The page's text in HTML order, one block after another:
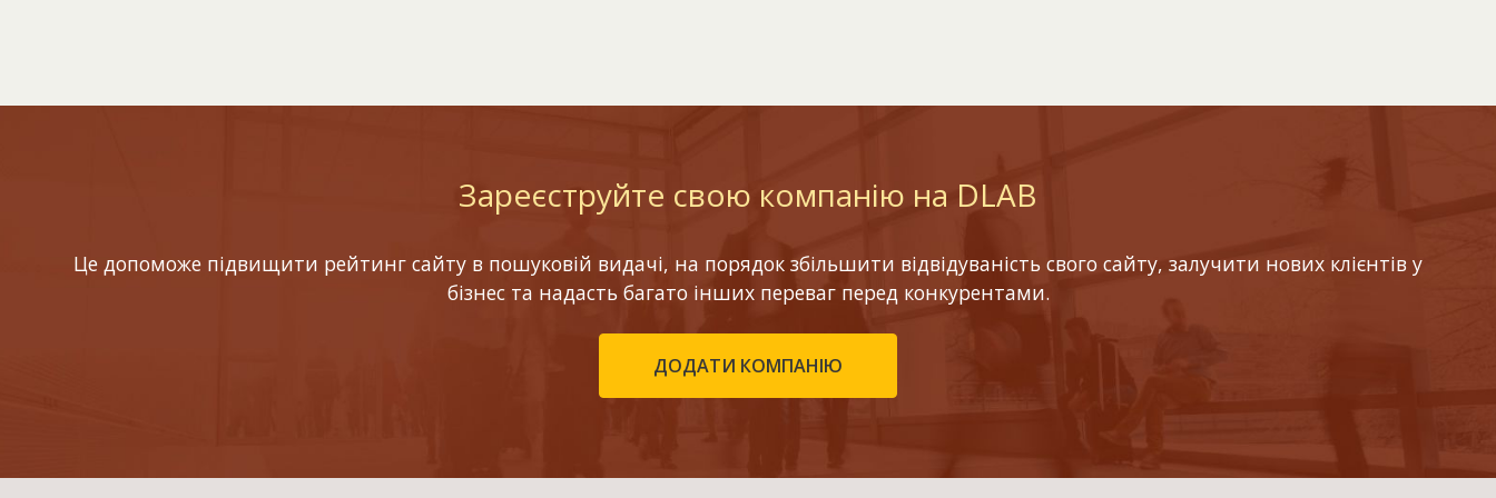
Зареєструйте свою компанію на DLAB
Це допоможе підвищити рейтинг сайту в пошуковій видачі, на порядок збільшити відвідуваність свого сайту, залучити нових клієнтів у
бізнес та надасть багато інших переваг перед конкурентами.
ДОДАТИ КОМПАНІЮ